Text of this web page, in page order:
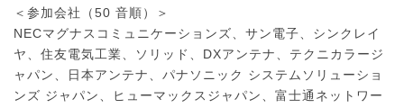
ケーブルテレビ
社会システム
レコーダ／プレーヤ
オーディオ
＜参加会社（50 音順）＞
NECマグナスコミュニケーションズ、サン電子、シンクレイ
ヤ、住友電気工業、ソリッド、DXアンテナ、テクニカラージ
ャパン、日本アンテナ、パナソニック システムソリューショ
ンズ ジャパン、ヒューマックスジャパン、富士通ネットワー